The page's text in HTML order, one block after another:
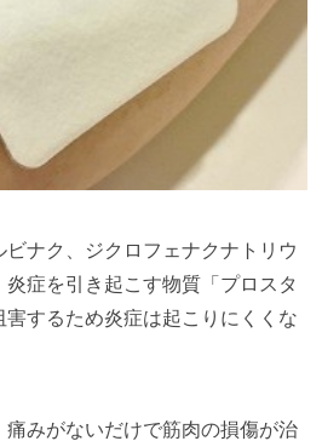
ナク、ジクロフェナクナトリウ
症を引き起こす物質「プロスタ
するため炎症は起こりにくくな
痛みがないだけで筋肉の損傷が治